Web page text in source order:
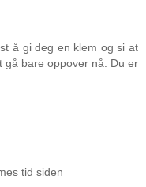
å gi deg en klem og si at
gå bare oppover nå. Du er
tid siden